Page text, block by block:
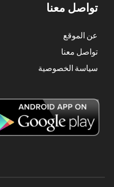
تواصل معنا
عن الموقع
تواصل معنا
سياسة الخصوصية